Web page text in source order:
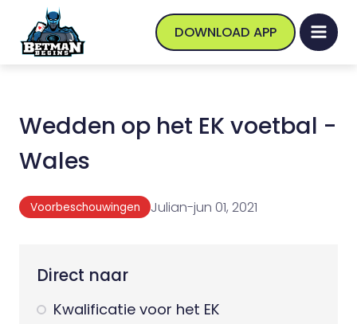
DOWNLOAD APP
Wedden op het EK voetbal -
Wales
Voorbeschouwingen Julian-jun 01, 2021
Direct naar
Kwalificatie voor het EK